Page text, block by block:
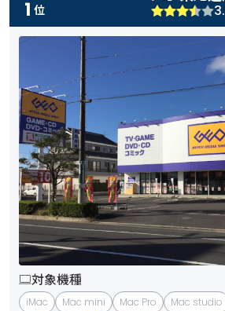
1 位
対象機種
iMac Mac mini Mac Pro Mac studio